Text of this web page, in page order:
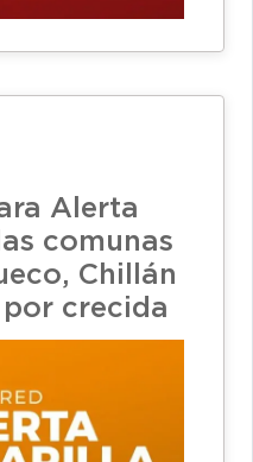
Alerta
comunas
Chillán
crecida